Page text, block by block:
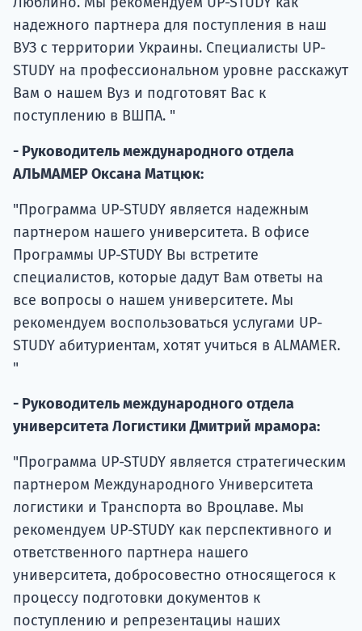
надежного партнера для поступления в наш
ВУЗ с территории Украины. Специалисты UP-
STUDY на профессиональном уровне расскажут
Вам о нашем Вуз и подготовят Вас к
поступлению в ВШПА. "
- Руководитель международного отдела
АЛЬМАМЕР Оксана Матцюк:
"Программа UP-STUDY является надежным
партнером нашего университета. В офисе
Программы UP-STUDY Вы встретите
специалистов, которые дадут Вам ответы на
все вопросы о нашем университете. Мы
рекомендуем воспользоваться услугами UP-
STUDY абитуриентам, хотят учиться в ALMAMER.
"
- Руководитель международного отдела
университета Логистики Дмитрий мрамора:
"Программа UP-STUDY является стратегическим
партнером Международного Университета
логистики и Транспорта во Вроцлаве. Мы
рекомендуем UP-STUDY как перспективного и
ответственного партнера нашего
университета, добросовестно относящегося к
процессу подготовки документов к
поступлению и репрезентациы наших